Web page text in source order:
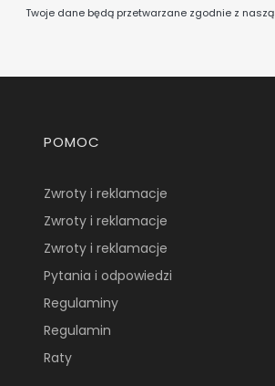
Twoje dane będą przetwarzane zgodnie z naszą
Linki w stopce
POMOC
Zwroty i reklamacje
Zwroty i reklamacje
Zwroty i reklamacje
Pytania i odpowiedzi
Regulaminy
Regulamin
Raty